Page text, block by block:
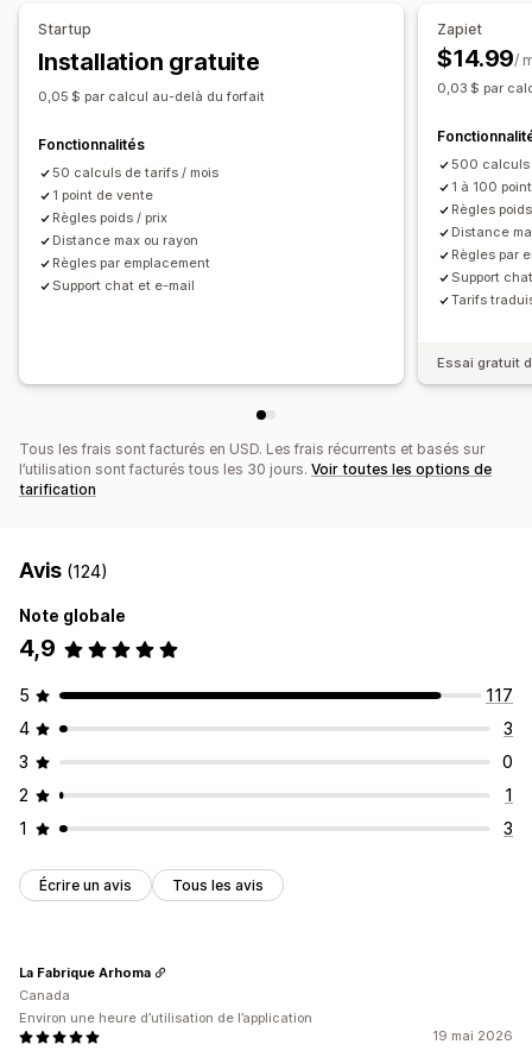
Startup
Installation gratuite
0,05 $ par calcul au-delà du forfait
Fonctionnalités
50 calculs de tarifs / mois
1 point de vente
Règles poids / prix
Distance max ou rayon
Règles par emplacement
Support chat et e-mail
Zapiet
$14.99/
0,03 $ par
500 calculs
1 à 100
Règles
Distance
Règles par
Support
Tarifs
Essai gratuit
Tous les frais sont facturés en USD. Les frais récurrents et basés sur
l’utilisation sont facturés tous les 30 jours. Voir toutes les options de
tarification
Avis (124)
Note globale
4,9
5
117
4
3
3
0
2
1
1
3
Écrire un avis Tous les avis
19 mai 2026
La Fabrique Arhoma
Canada
Environ une heure d’utilisation de l’application